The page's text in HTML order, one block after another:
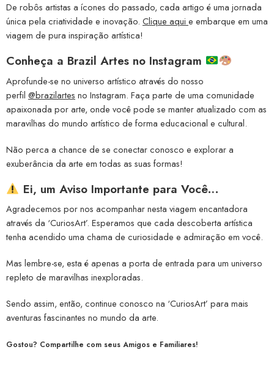
De robôs artistas a ícones do passado, cada artigo é uma jornada
única pela criatividade e inovação. Clique aqui e embarque em uma
viagem de pura inspiração artística!
Conheça a Brazil Artes no Instagram
Aprofunde-se no universo artístico através do nosso
perfil @brazilartes no Instagram. Faça parte de uma comunidade
apaixonada por arte, onde você pode se manter atualizado com as
maravilhas do mundo artístico de forma educacional e cultural.
Não perca a chance de se conectar conosco e explorar a
exuberância da arte em todas as suas formas!
Ei, um Aviso Importante para Você…
Agradecemos por nos acompanhar nesta viagem encantadora
através da ‘CuriosArt’. Esperamos que cada descoberta artística
tenha acendido uma chama de curiosidade e admiração em você.
Mas lembre-se, esta é apenas a porta de entrada para um universo
repleto de maravilhas inexploradas.
Sendo assim, então, continue conosco na ‘CuriosArt’ para mais
aventuras fascinantes no mundo da arte.
Gostou? Compartilhe com seus Amigos e Familiares!